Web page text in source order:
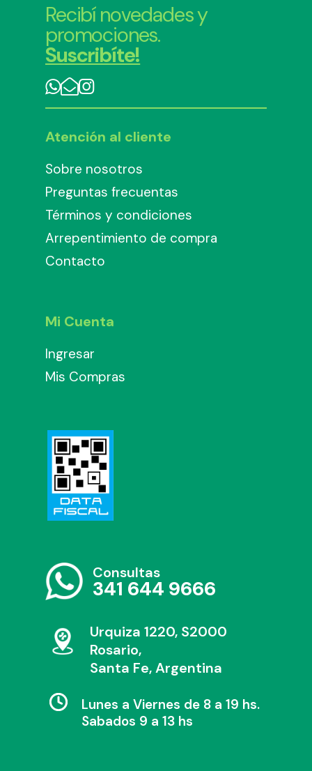
Recibí novedades y
promociones.
Suscribíte!
Atención al cliente
Sobre nosotros
Preguntas frecuentas
Términos y condiciones
Arrepentimiento de compra
Contacto
Mi Cuenta
Ingresar
Mis Compras
Consultas
341 644 9666
Urquiza 1220, S2000
Rosario,
Santa Fe, Argentina
Lunes a Viernes de 8 a 19 hs.
Sabados 9 a 13 hs